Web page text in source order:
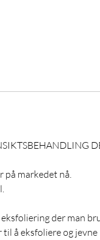
på markedet nå.
der man
å eksfoliere og